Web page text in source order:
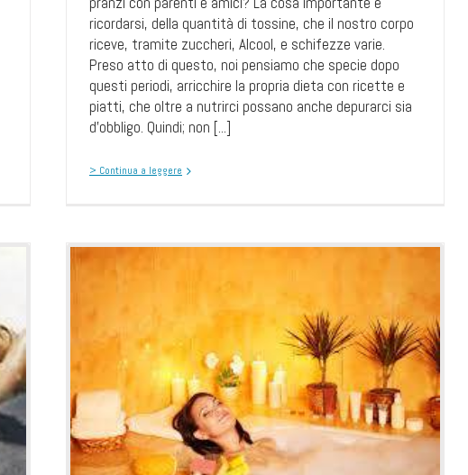
ricordarsi, della quantità di tossine, che il nostro corpo
riceve, tramite zuccheri, Alcool, e schifezze varie.
Preso atto di questo, noi pensiamo che specie dopo
questi periodi, arricchire la propria dieta con ricette e
piatti, che oltre a nutrirci possano anche depurarci sia
d'obbligo. Quindi; non [...]
> Continua a leggere
!
del